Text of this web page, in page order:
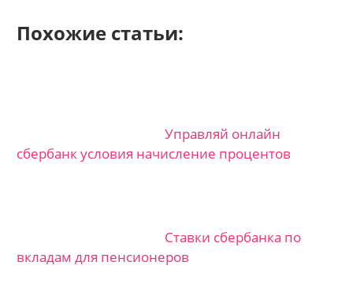
Похожие статьи:
Управляй онлайн
сбербанк условия начисление процентов
Ставки сбербанка по
вкладам для пенсионеров